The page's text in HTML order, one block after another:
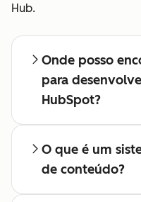
Hub.
Onde posso
para
HubSpot?
O que é um
de conteúdo?